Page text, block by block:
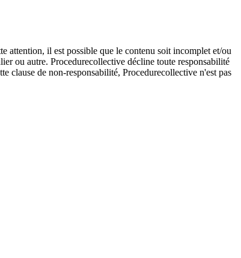
attention, il est possible que le contenu soit incomplet et/ou
ou autre. Procedurecollective décline toute responsabilité
clause de non-responsabilité, Procedurecollective n'est pas